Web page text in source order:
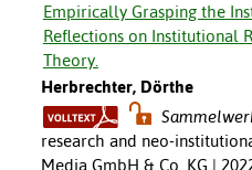
Empirically Grasping the
Reflections on Institutional
Theory.
Herbrechter, Dörthe
research and neo-
Media GmbH & Co. KG |